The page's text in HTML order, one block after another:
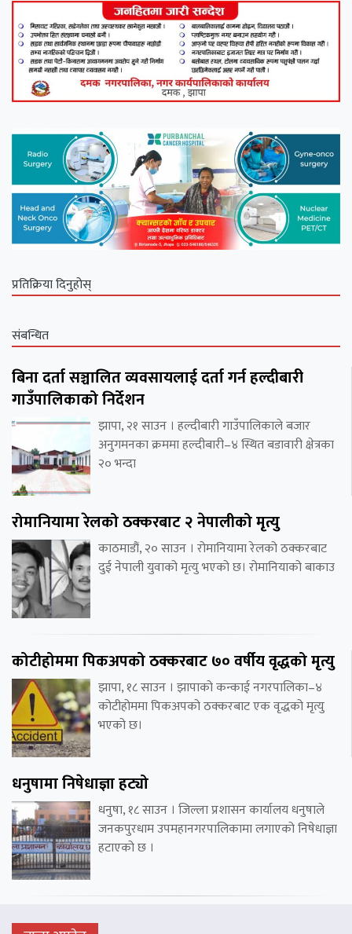
प्रतिक्रिया दिनुहोस्
संबन्धित
बिना दर्ता सञ्चालित व्यवसायलाई दर्ता गर्न हल्दीबारी
गाउँपालिकाको निर्देशन
झापा, २१ साउन । हल्दीबारी गाउँपालिकाले बजार
अनुगमनका क्रममा हल्दीबारी–४ स्थित बडावारी क्षेत्रका
२० भन्दा
रोमानियामा रेलको ठक्करबाट २ नेपालीको मृत्यु
काठमाडौं, २० साउन । रोमानियामा रेलको ठक्करबाट
दुई नेपाली युवाको मृत्यु भएको छ। रोमानियाको बाकाउ
कोटीहोममा पिकअपको ठक्करबाट ७० वर्षीय वृद्धको मृत्यु
झापा, १८ साउन । झापाको कन्काई नगरपालिका–४
कोटीहोममा पिकअपको ठक्करबाट एक वृद्धको मृत्यु
भएको छ।
धनुषामा निषेधाज्ञा हट्यो
धनुषा, १८ साउन । जिल्ला प्रशासन कार्यालय धनुषाले
जनकपुरधाम उपमहानगरपालिकामा लगाएको निषेधाज्ञा
हटाएको छ ।